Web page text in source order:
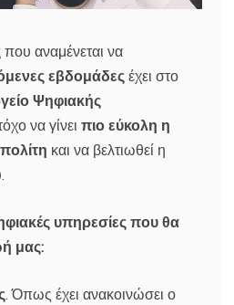
που αναμένεται να
εβδομάδες έχει στο
Ψηφιακής
να γίνει πιο εύκολη η
και να βελτιωθεί η
υπηρεσίες που θα
μας:
. Όπως έχει ανακοινώσει ο